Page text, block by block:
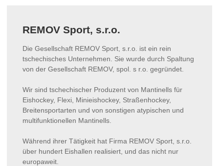
REMOV Sport, s.r.o.
Die Gesellschaft REMOV Sport, s.r.o. ist ein rein
tschechisches Unternehmen. Sie wurde durch Spaltung
von der Gesellschaft REMOV, spol. s r.o. gegründet.
Wir sind tschechischer Produzent von Mantinells für
Eishockey, Flexi, Minieishockey, Straßenhockey,
Breitensportarten und von sonstigen atypischen und
multifunktionellen Mantinells.
Während ihrer Tätigkeit hat Firma REMOV Sport, s.r.o.
über hundert Eishallen realisiert, und das nicht nur
europaweit.